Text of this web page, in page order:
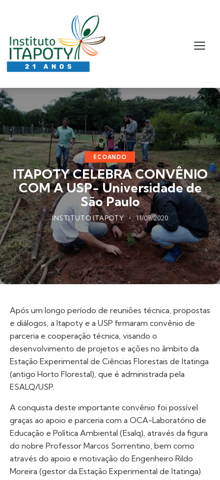
ECOANDO
ITAPOTY CELEBRA CONVÊNIO
COM A USP- Universidade de
São Paulo
INSTITUTO ITAPOTY 11/09/2020
Após um longo período de reuniões técnica, propostas
e diálogos, a Itapoty e a USP firmaram convênio de
parceria e cooperação técnica, visando o
desenvolvimento de projetos e ações no âmbito da
Estação Experimental de Ciências Florestais de Itatinga
(antigo Horto Florestal), que é administrada pela
ESALQ/USP.
A conquista deste importante convênio foi possível
graças ao apoio e parceria com a OCA-Laboratório de
Educação e Política Ambiental (Esalq), através da figura
do nobre Professor Marcos Sorrentino, bem como
através do apoio e motivação do Engenheiro Rildo
Moreira (gestor da Estação Experimental de Itatinga).